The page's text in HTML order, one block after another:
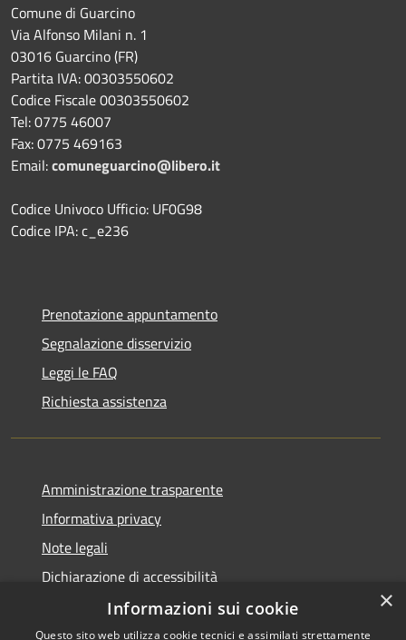
Comune di Guarcino
Via Alfonso Milani n. 1
03016 Guarcino (FR)
Partita IVA: 00303550602
Codice Fiscale 00303550602
Tel: 0775 46007
Fax: 0775 469163
Email:comuneguarcino@libero.it
Codice Univoco Ufficio: UF0G98
Codice IPA: c_e236
Prenotazione appuntamento
Segnalazione disservizio
Leggi le FAQ
Richiesta assistenza
Amministrazione trasparente
Informativa privacy
Note legali
Dichiarazione di accessibilità
×
Informazioni sui cookie
Questo sito web utilizza cookie tecnici e assimilati strettamente